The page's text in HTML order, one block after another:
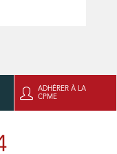
ADHÉRER À LA
CPME